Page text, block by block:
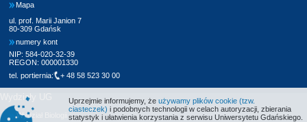
Mapa
ul. prof. Marii Janion 7
80-309 Gdańsk
numery kont
NIP: 584-020-32-39
REGON: 000001330
tel. portiernia:
+ 48 58 523 30 00
Wydziały UG
Wydział Biologii
Uprzejmie informujemy, że używamy plików cookie (tzw.
ciasteczek) i podobnych technologii w celach autoryzacji, zbierania
statystyk i ułatwienia korzystania z serwisu Uniwersytetu Gdańskiego.